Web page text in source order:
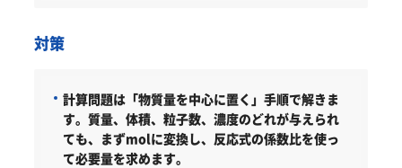
対策
計算問題は「物質量を中心に置く」手順で解きま
す。 質量、体積、粒子数、濃度のどれが与えられ
ても、まずmolに変換し、反応式の係数比を使っ
て必要量を求めます。